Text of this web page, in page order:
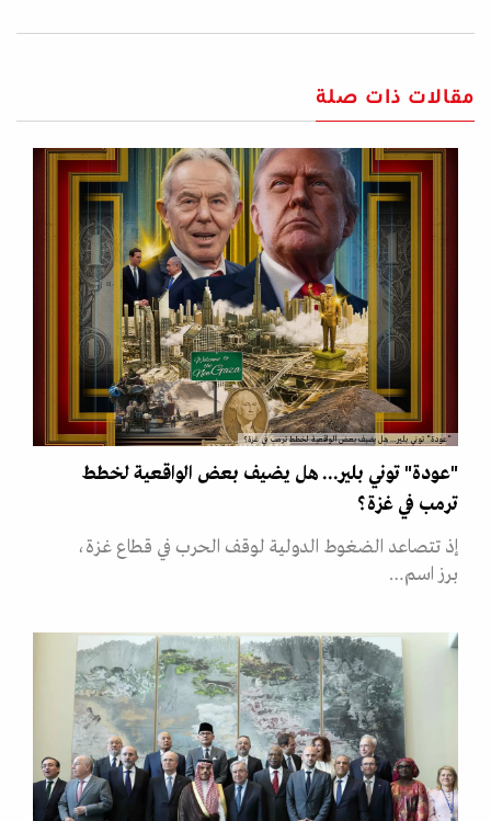
مقالات ذات صلة
"عودة" توني بلير... هل يضيف بعض الواقعية لخطط ترمب في غزة؟
"عودة" توني بلير... هل يضيف بعض الواقعية لخطط
ترمب في غزة؟
إذ تتصاعد الضغوط الدولية لوقف الحرب في قطاع غزة،
برز اسم…